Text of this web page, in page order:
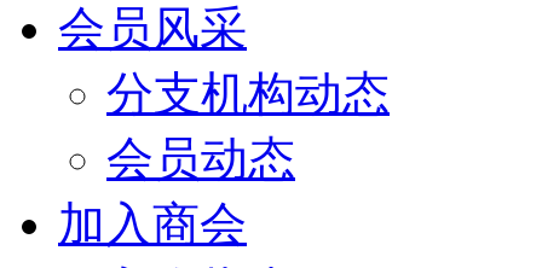
会员风采
分支机构动态
会员动态
加入商会